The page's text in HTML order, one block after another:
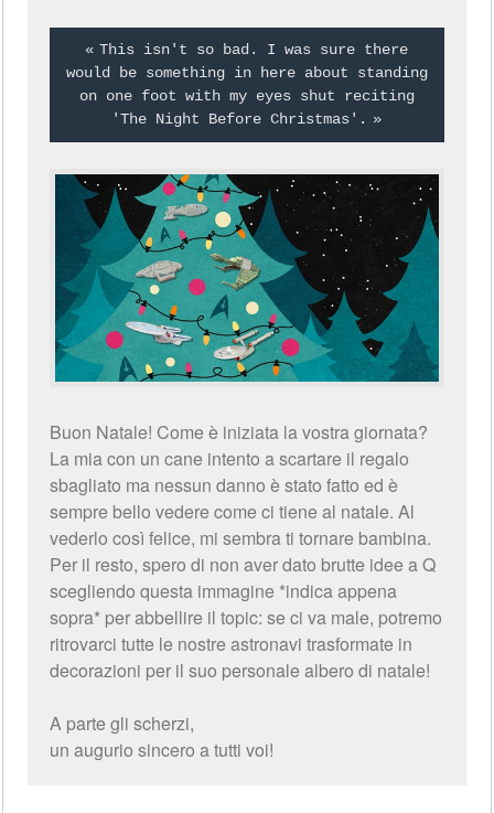
This isn't so bad. I was sure there
would be something in here about standing
on one foot with my eyes shut reciting
'The Night Before Christmas'.
Buon Natale! Come è iniziata la vostra giornata?
La mia con un cane intento a scartare il regalo
sbagliato ma nessun danno è stato fatto ed è
sempre bello vedere come ci tiene al natale. Al
vederlo così felice, mi sembra ti tornare bambina.
Per il resto, spero di non aver dato brutte idee a Q
scegliendo questa immagine *indica appena
sopra* per abbellire il topic: se ci va male, potremo
ritrovarci tutte le nostre astronavi trasformate in
decorazioni per il suo personale albero di natale!
A parte gli scherzi,
un augurio sincero a tutti voi!